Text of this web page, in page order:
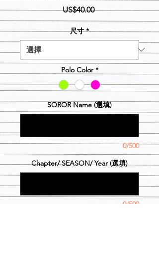
US$40.00價
格
尺寸 *
Polo Color *
SOROR Name (選填)
0/500
Chapter/ SEASON/ Year (選填)
0/500